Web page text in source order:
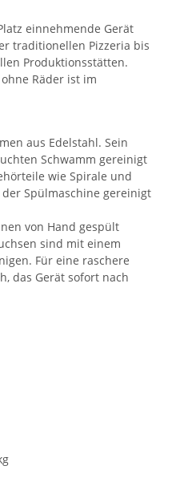
einnehmende Gerät
traditionellen Pizzeria bis
Produktionsstätten.
Räder ist im
aus Edelstahl. Sein
Schwamm gereinigt
wie Spirale und
Spülmaschine gereinigt
von Hand gespült
sind mit einem
Für eine raschere
das Gerät sofort nach